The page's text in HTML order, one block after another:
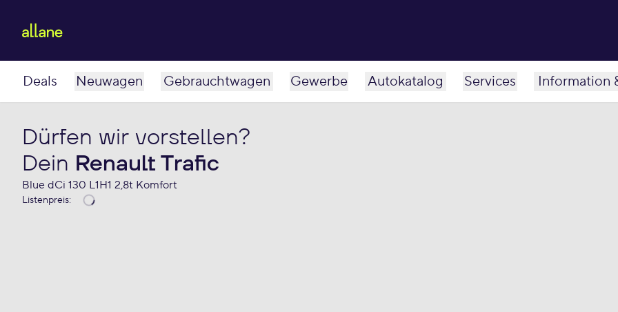
Deals Neuwagen Gebrauchtwagen Gewerbe Autokatalog Services Information
Dürfen wir vorstellen?
Dein Renault Trafic
Blue dCi 130 L1H1 2,8t Komfort
Listenpreis: